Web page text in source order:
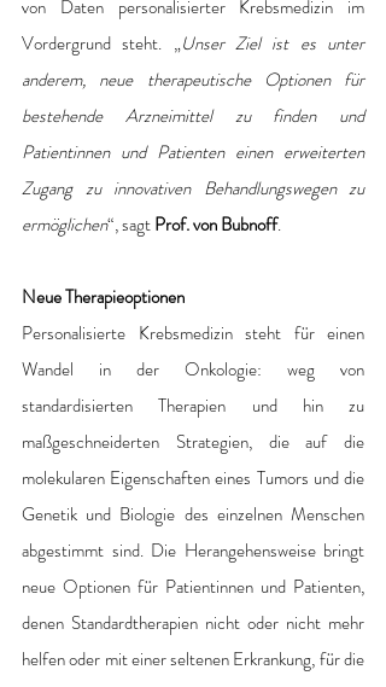
von Daten personalisierter Krebsmedizin im
Vordergrund steht. „Unser Ziel ist es unter
anderem, neue therapeutische Optionen für
bestehende Arzneimittel zu finden und
Patientinnen und Patienten einen erweiterten
Zugang zu innovativen Behandlungswegen zu
ermöglichen“, sagt Prof. von Bubnoff.
Neue Therapieoptionen
Personalisierte Krebsmedizin steht für einen
Wandel in der Onkologie: weg von
standardisierten Therapien und hin zu
maßgeschneiderten Strategien, die auf die
molekularen Eigenschaften eines Tumors und die
Genetik und Biologie des einzelnen Menschen
abgestimmt sind. Die Herangehensweise bringt
neue Optionen für Patientinnen und Patienten,
denen Standardtherapien nicht oder nicht mehr
helfen oder mit einer seltenen Erkrankung, für die